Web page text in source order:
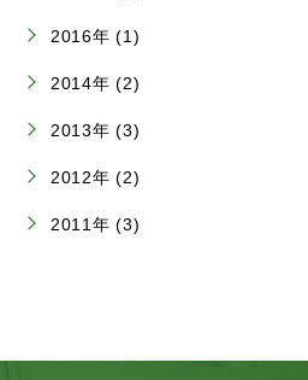
2016年 (1)
2014年 (2)
2013年 (3)
2012年 (2)
2011年 (3)